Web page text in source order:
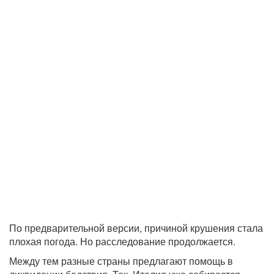
По предварительной версии, причиной крушения стала
плохая погода. Но расследование продолжается.
Между тем разные страны предлагают помощь в